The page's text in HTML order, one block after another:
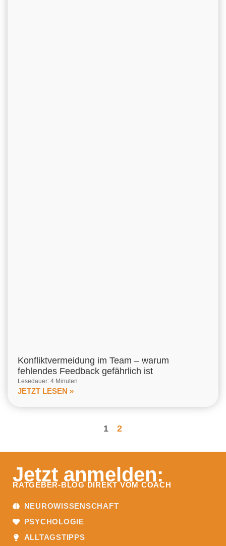
Konfliktvermeidung im Team – warum
fehlendes Feedback gefährlich ist
Lesedauer: 4 Minuten
JETZT LESEN »
1 2
Jetzt anmelden:
RATGEBER-BLOG DIREKT VOM COACH
NEUROWISSENSCHAFT
PSYCHOLOGIE
ALLTAGSTIPPS